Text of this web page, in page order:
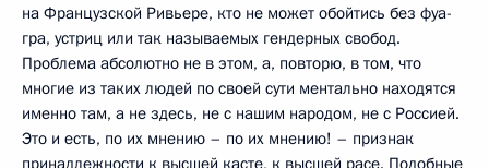
на Французской Ривьере, кто не может обойтись без фуа-
гра, устриц или так называемых гендерных свобод.
Проблема абсолютно не в этом, а, повторю, в том, что
многие из таких людей по своей сути ментально находятся
именно там, а не здесь, не с нашим народом, не с Россией.
Это и есть, по их мнению – по их мнению! – признак
принадлежности к высшей касте, к высшей расе. Подобные